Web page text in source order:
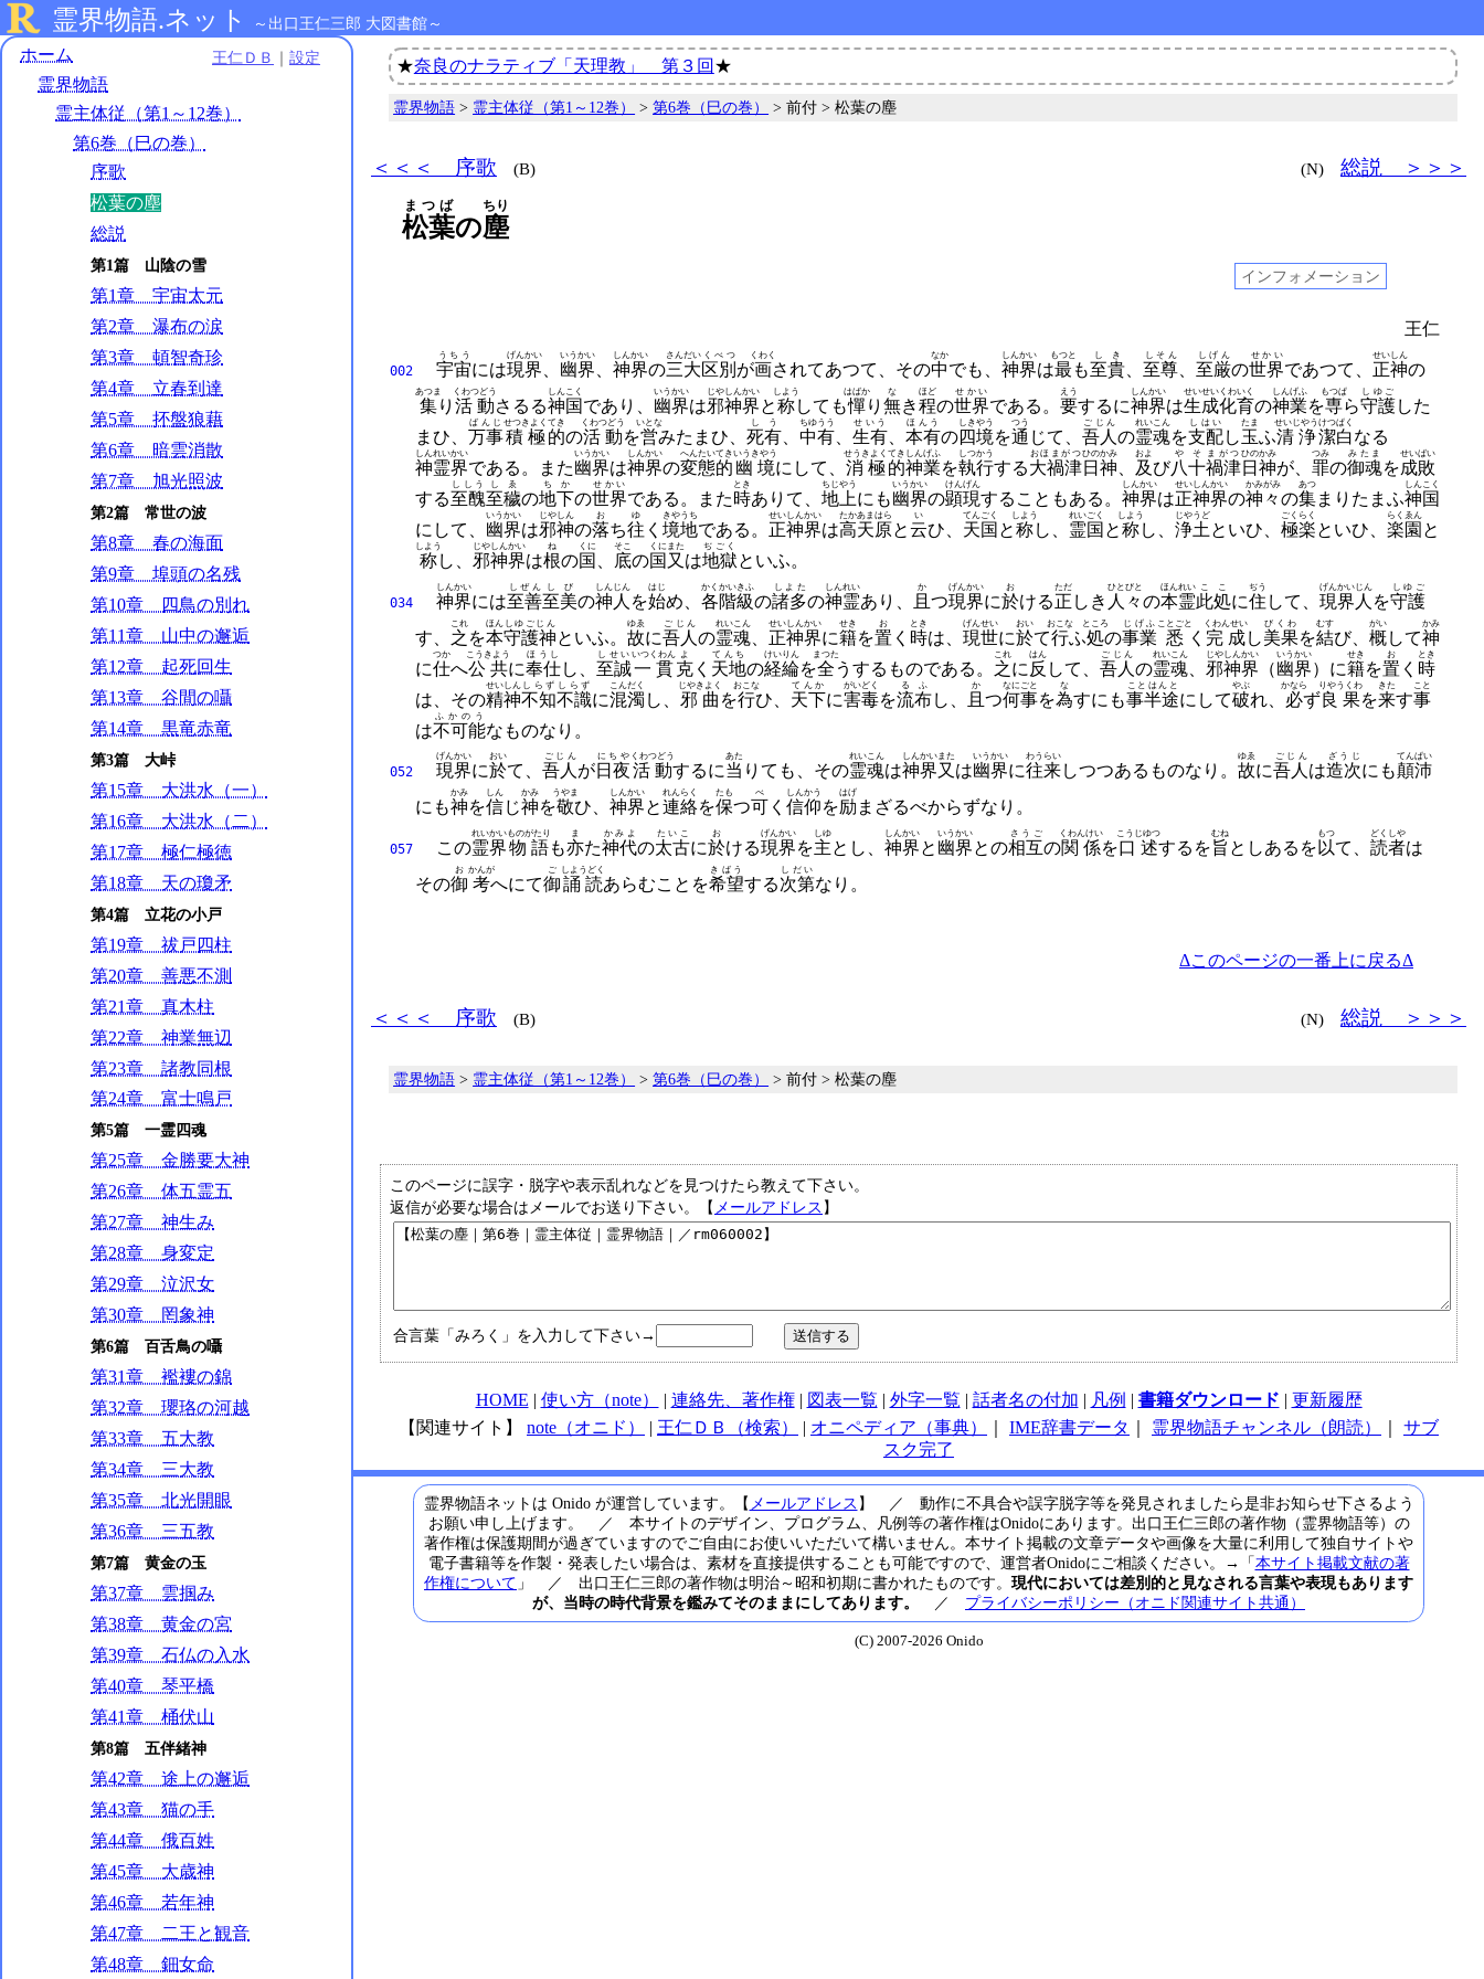
霊界物語.ネット ～出口王仁三郎 大図書館～
王仁ＤＢ ｜ 設定
ホーム
霊界物語
霊主体従（第1～12巻）
第6巻（巳の巻）
序歌
松葉の塵
総説
第1篇 山陰の雪
第1章 宇宙太元
第2章 瀑布の涙
第3章 頓智奇珍
第4章 立春到達
第5章 抔盤狼藉
第6章 暗雲消散
第7章 旭光照波
第2篇 常世の波
第8章 春の海面
第9章 埠頭の名残
第10章 四鳥の別れ
第11章 山中の邂逅
第12章 起死回生
第13章 谷間の囁
第14章 黒竜赤竜
第3篇 大峠
第15章 大洪水（一）
第16章 大洪水（二）
第17章 極仁極徳
第18章 天の瓊矛
第4篇 立花の小戸
第19章 祓戸四柱
第20章 善悪不測
第21章 真木柱
第22章 神業無辺
第23章 諸教同根
第24章 富士鳴戸
第5篇 一霊四魂
第25章 金勝要大神
第26章 体五霊五
第27章 神生み
第28章 身変定
第29章 泣沢女
第30章 罔象神
第6篇 百舌鳥の囁
第31章 襤褸の錦
第32章 瓔珞の河越
第33章 五大教
第34章 三大教
第35章 北光開眼
第36章 三五教
第7篇 黄金の玉
第37章 雲掴み
第38章 黄金の宮
第39章 石仏の入水
第40章 琴平橋
第41章 桶伏山
第8篇 五伴緒神
第42章 途上の邂逅
第43章 猫の手
第44章 俄百姓
第45章 大歳神
第46章 若年神
第47章 二王と観音
第48章 鈿女命
★奈良のナラティブ「天理教」 第３回 ★
霊界物語 > 霊主体従（第1～12巻） >第6巻（巳の巻） > 前付 > 松葉の塵
＜＜＜ 序歌 (B) (N) 総説 ＞＞＞
松葉
まつば
の塵
ちり
インフォメーション
王仁
002 宇宙
うちう
には現界
げんかい
幽界
いうかい
、神界
しんかい
の三大
さんだい
区別
くべつ
が画
くわく
されてあつて、 その中
なか
でも、神界
しんかい
は最
もつと
も至貴
しき
、至尊
しそん
、至厳
しげん
の世界
せかい
であつて、 正神
せいしん
の
集
あつま
り 活動
くわつどう
さるる神国
しんこく
であり、 幽界
いうかい
は邪神界
じやしんかい
と称
しよう
しても憚
はばか
り 無
な
き程
ほど
の世界
せかい
である。 要
えう
するに神界
しんかい
は生成
せいせい
化育
くわいく
の神業
しんげふ
を専
もつぱ
ら守護
しゆご
した
まひ、 万事
ばんじ
積極
せつきよく
的
てき
の活動
くわつどう
を営
いとな
みたまひ、 死有
しう
中有
ちゆうう
生有
せいう
本有
ほんう
の四境
しきやう
を通
つう
じて、 吾人
ごじん
の霊魂
れいこん
を支配
しはい
し玉
たま
ふ清浄
せいじやう
潔白
けつぱく
なる
神霊界
しんれいかい
である。 また幽界
いうかい
は神界
しんかい
の変態
へんたい
的
てき
幽境
いうきやう
にして、 消極
せうきよく
的
てき
神業
しんげふ
を執行
しつかう
する大禍津
おほまがつ
日
ひの
神
かみ
及
およ
び八十
やそ
禍津
まがつ
日
ひの
神
かみ
が、 罪
つみ
の御魂
みたま
を成敗
せいばい
する至醜
ししう
至穢
しゑ
の地下
ちか
の世界
せかい
である。 また時
とき
ありて、 地上
ちじやう
にも幽界
いうかい
の顕現
けんげん
することもある。 神界
しんかい
は正神界
せいしんかい
の神々
かみがみ
の集
あつ
まりたまふ神国
しんこく
にして、 幽界
いうかい
は邪神
じやしん
の落
お
ち往
ゆ
く 境地
きやうち
である。 正神界
せいしんかい
は高天原
たかあまはら
と云
い
ひ、 天国
てんごく
と称
しよう
し、 霊国
れいごく
と称
しよう
し、 浄土
じやうど
といひ、 極楽
ごくらく
といひ、 楽園
らくゑん
と
称
しよう
し、 邪神界
じやしんかい
は根
ね
の国
くに
底
そこ
の国
くに
又
また
は地獄
ぢごく
といふ。
034 神界
しんかい
には至善
しぜん
至美
しび
の神人
しんじん
を始
はじ
め、各
かく
階級
かいきふ
の諸多
しよた
の神霊
しんれい
あり、 且
か
つ現界
げんかい
に於
お
ける正
ただ
しき 人々
ひとびと
の本霊
ほんれい
此処
ここ
に住
ぢう
して、現界人
げんかいじん
を守護
しゆご
す、 之
これ
を本
ほん
守護神
しゆごじん
といふ。 故
ゆゑ
に吾人
ごじん
の霊魂
れいこん
正神界
せいしんかい
に籍
せき
を置
お
く 時
とき
は、 現世
げんせい
に於
おい
て行
おこな
ふ処
ところ
の事業
じげふ
悉
ことごと
く 完成
くわんせい
し美果
びくわ
を結
むす
び、 概
がい
して神
かみ
に仕
つか
へ公共
こうきよう
に奉仕
ほうし
し、 至誠
しせい
一貫
いつくわん
克
よ
く 天地
てんち
の経綸
けいりん
を全
まつた
うするものである。 之
これ
に 反
はん
して、 吾人
ごじん
の霊魂
れいこん
邪神界
じやしんかい
（幽界
いうかい
）に籍
せき
を置
お
く 時
とき
は、 その精神
せいしん
不知
しらず
不識
しらず
に混濁
こんだく
し、 邪曲
じやきよく
を行
おこな
ひ、 天下
てんか
に害毒
がいどく
を流布
るふ
し、 且
か
つ何事
なにごと
を為
な
すにも事半途
ことはんと
にして破
やぶ
れ、 必
かなら
ず良果
りやうくわ
を来
きた
す事
こと
は不可能
ふかのう
なものなり。
052 現界
げんかい
に於
おい
て、吾人
ごじん
が日夜
にちや
活動
くわつどう
するに当
あた
りても、 その霊魂
れいこん
は神界
しんかい
又
また
は幽界
いうかい
に往来
わうらい
しつつあるものなり。故
ゆゑ
に吾人
ごじん
は造次
ざうじ
にも顛沛
てんぱい
にも神
かみ
を信
しん
じ神
かみ
を敬
うやま
ひ、 神界
しんかい
と連絡
れんらく
を保
たも
つ可
べ
く 信仰
しんかう
を励
はげ
まざるべからずなり。
057 この霊界
れいかい
物語
ものがたり
も亦
ま
た神代
かみよ
の太古
たいこ
に於
お
ける現界
げんかい
を主
しゆ
とし、神界
しんかい
と 幽界
いうかい
との相互
さうご
の関係
くわんけい
を口述
こうじゆつ
するを旨
むね
としあるを 以
もつ
て、読者
どくしや
は
その御
お
考
かんが
へにて御
ご
誦読
しようどく
あらむことを希望
きばう
する次第
しだい
なり。
Δこのページの一番上に戻るΔ
＜＜＜ 序歌 (B) (N) 総説 ＞＞＞
霊界物語 > 霊主体従（第1～12巻） >第6巻（巳の巻） > 前付 > 松葉の塵
このページに誤字・脱字や表示乱れなどを見つけたら教えて下さい。
返信が必要な場合はメールでお送り下さい。【 メールアドレス 】
合言葉「みろく」を入力して下さい→
HOME | 使い方（note） | 連絡先、著作権| 図表一覧 | 外字一覧 | 話者名の付加 | 凡例 | 書籍ダウンロード | 更新履歴
【関連サイト】 note（オニド） | 王仁ＤＢ（検索） | オニペディア（事典） IME辞書データ 霊界物語チャンネル（朗読）
サブ
スク完了
霊界物語ネットは Onido が運営しています。【 メールアドレス 】 ／ 動作に不具合や誤字脱字等を発見されましたら是非お知らせ下さるよう
お願い申し上げます。 ／ 本サイトのデザイン、プログラム、凡例等の著作権はOnidoにあります。出口王仁三郎の著作物（霊界物語等）の
著作権は保護期間が過ぎていますのでご自由にお使いいただいて構いません。本サイト掲載の文章データや画像を大量に利用して独自サイトや
電子書籍等を作製・発表したい場合は、素材を直接提供することも可能ですので、運営者Onidoにご相談ください。→「本サイト掲載文献の著
作権について 」 ／ 出口王仁三郎の著作物は明治～昭和初期に書かれたものです。 現代においては差別的と見なされる言葉や表現もあります
が、当時の時代背景を鑑みてそのままにしてあります。
／ プライバシーポリシー（オニド関連サイト共通）
(C) 2007-2026 Onido